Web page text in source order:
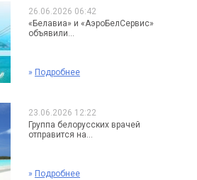
26.06.2026 06:42
«Белавиа» и «АэроБелСервис»
объявили...
» Подробнее
23.06.2026 12:22
Группа белорусских врачей
отправится на...
» Подробнее